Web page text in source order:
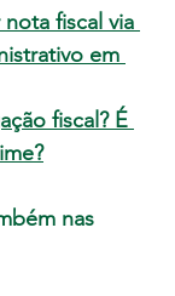
fiscal via
em
fiscal? É
nas